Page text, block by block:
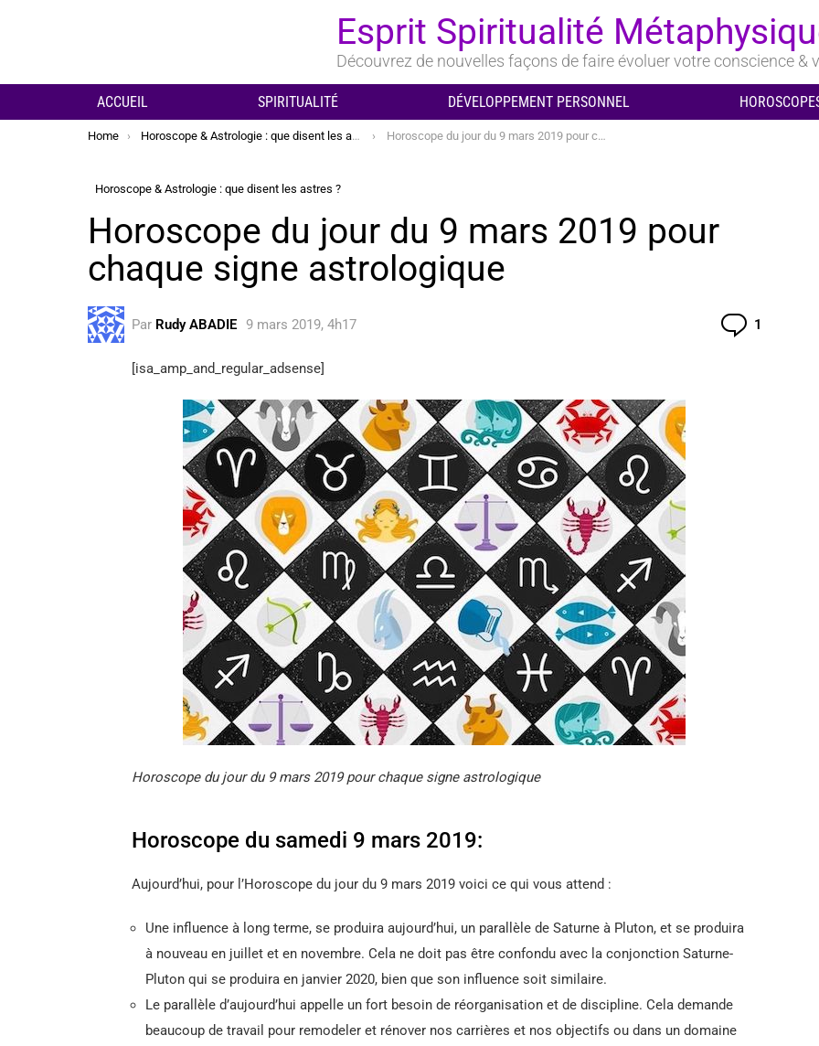
Esprit Spiritualité
Découvrez de nouvelles façons de faire évoluer votre conscience &
ACCUEIL SPIRITUALITÉ DÉVELOPPEMENT PERSONNEL
You are here:
Home Horoscope & Astrologie : que disent les astres ? Horoscope du jour du 9 mars 2019 pour chaque signe astrologique
Horoscope & Astrologie : que disent les astres ?
Horoscope du jour du 9 mars 2019 pour
chaque signe astrologique
Par Rudy ABADIE 9 mars 2019, 4h17 1
[isa_amp_and_regular_adsense]
Horoscope du jour du 9 mars 2019 pour chaque signe astrologique
Horoscope du samedi 9 mars 2019:
Aujourd’hui, pour l’Horoscope du jour du 9 mars 2019 voici ce qui vous attend :
Une influence à long terme, se produira aujourd’hui, un parallèle de Saturne à Pluton, et se produira
à nouveau en juillet et en novembre. Cela ne doit pas être confondu avec la conjonction Saturne-
Pluton qui se produira en janvier 2020, bien que son influence soit similaire.
Le parallèle d’aujourd’hui appelle un fort besoin de réorganisation et de discipline. Cela demande
beaucoup de travail pour remodeler et rénover nos carrières et nos objectifs ou dans un domaine